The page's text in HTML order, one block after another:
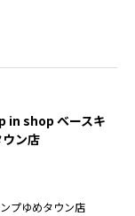
in shop ベースキ
ン店
プゆめタウン店